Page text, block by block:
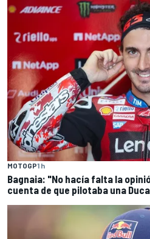
MOTOGP1 h
Bagnaia: "No hacía falta la
cuenta de que pilotaba una